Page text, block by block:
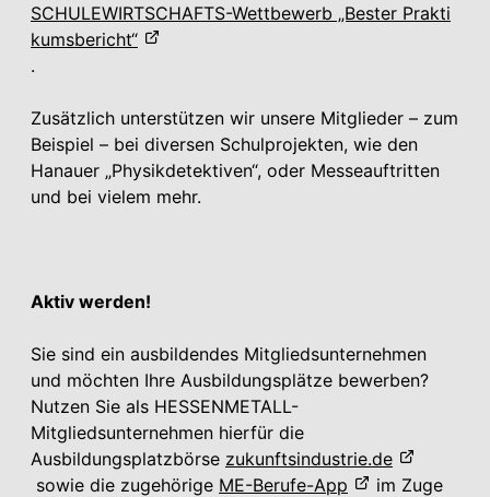
SCHULEWIRTSCHAFTS-Wettbewerb „Bester Prakti
kumsbericht“
.
Zusätzlich unterstützen wir unsere Mitglieder – zum
Beispiel – bei diversen Schulprojekten, wie den
Hanauer „Physikdetektiven“, oder Messeauftritten
und bei vielem mehr.
Aktiv werden!
Sie sind ein ausbildendes Mitgliedsunternehmen
und möchten Ihre Ausbildungsplätze bewerben?
Nutzen Sie als HESSENMETALL-
Mitgliedsunternehmen hierfür die
Ausbildungsplatzbörse zukunftsindustrie.de
sowie die zugehörige ME-Berufe-App
im Zuge